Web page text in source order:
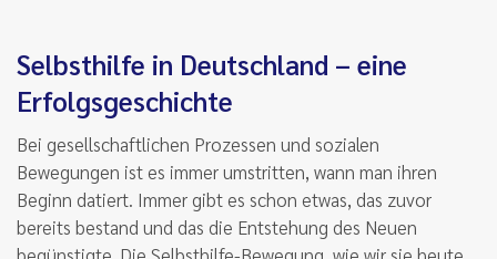
Selbsthilfe in Deutschland – eine
Erfolgsgeschichte
Bei gesellschaftlichen Prozessen und sozialen
Bewegungen ist es immer umstritten, wann man ihren
Beginn datiert. Immer gibt es schon etwas, das zuvor
bereits bestand und das die Entstehung des Neuen